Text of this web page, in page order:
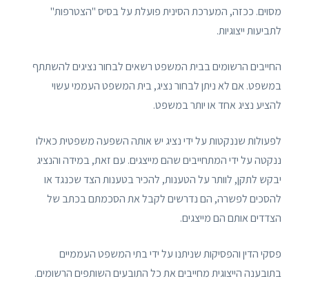
מסוים. ככזה, המערכת הסינית פועלת על בסיס "הצטרפות"
לתביעות ייצוגיות.
החייבים הרשומים בבית המשפט רשאים לבחור נציגים להשתתף
במשפט. אם לא ניתן לבחור נציג, בית המשפט העממי עשוי
להציע נציג אחד או יותר במשפט.
לפעולות שננקטות על ידי נציג יש אותה השפעה משפטית כאילו
ננקטה על ידי המתחייבים שהם מייצגים. עם זאת, במידה והנציג
יבקש לתקן, לוותר על הטענות, להכיר בטענות הצד שכנגד או
להסכים לפשרה, הם נדרשים לקבל את הסכמתם בכתב של
הצדדים אותם הם מייצגים.
פסקי הדין והפסיקות שניתנו על ידי בתי המשפט העממיים
בתובענה הייצוגית מחייבים את כל התובעים השותפים הרשומים.